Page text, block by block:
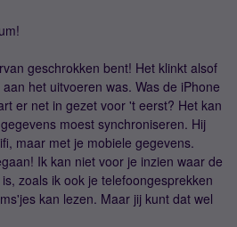
geschrokken bent! Het klinkt alsof
het uitvoeren was. Was de iPhone
er net in gezet voor 't eerst? Het kan
moest synchroniseren. Hij
maar met je mobiele gegevens.
Ik kan niet voor je inzien waar de
zoals ik ook je telefoongesprekken
kan lezen. Maar jij kunt dat wel